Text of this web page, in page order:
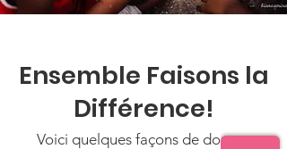
Ensemble Faisons la
Différence!
Voici quelques façons de donner